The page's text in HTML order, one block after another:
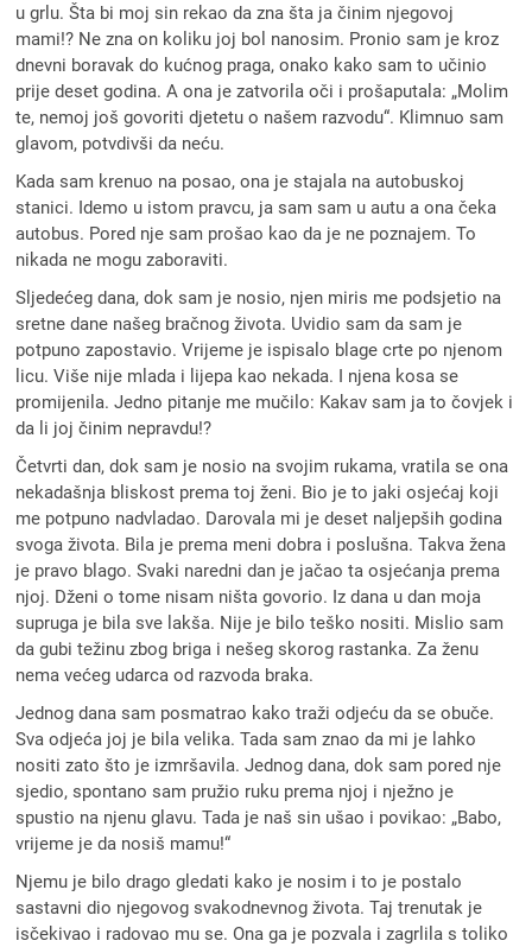
u grlu. Šta bi moj sin rekao da zna šta ja činim njegovoj
mami!? Ne zna on koliku joj bol nanosim. Pronio sam je kroz
dnevni boravak do kućnog praga, onako kako sam to učinio
prije deset godina. A ona je zatvorila oči i prošaputala: „Molim
te, nemoj još govoriti djetetu o našem razvodu“. Klimnuo sam
glavom, potvdivši da neću.
Kada sam krenuo na posao, ona je stajala na autobuskoj
stanici. Idemo u istom pravcu, ja sam sam u autu a ona čeka
autobus. Pored nje sam prošao kao da je ne poznajem. To
nikada ne mogu zaboraviti.
Sljedećeg dana, dok sam je nosio, njen miris me podsjetio na
sretne dane našeg bračnog života. Uvidio sam da sam je
potpuno zapostavio. Vrijeme je ispisalo blage crte po njenom
licu. Više nije mlada i lijepa kao nekada. I njena kosa se
promijenila. Jedno pitanje me mučilo: Kakav sam ja to čovjek i
da li joj činim nepravdu!?
Četvrti dan, dok sam je nosio na svojim rukama, vratila se ona
nekadašnja bliskost prema toj ženi. Bio je to jaki osjećaj koji
me potpuno nadvladao. Darovala mi je deset naljepših godina
svoga života. Bila je prema meni dobra i poslušna. Takva žena
je pravo blago. Svaki naredni dan je jačao ta osjećanja prema
njoj. Dženi o tome nisam ništa govorio. Iz dana u dan moja
supruga je bila sve lakša. Nije je bilo teško nositi. Mislio sam
da gubi težinu zbog briga i nešeg skorog rastanka. Za ženu
nema većeg udarca od razvoda braka.
Jednog dana sam posmatrao kako traži odjeću da se obuče.
Sva odjeća joj je bila velika. Tada sam znao da mi je lahko
nositi zato što je izmršavila. Jednog dana, dok sam pored nje
sjedio, spontano sam pružio ruku prema njoj i nježno je
spustio na njenu glavu. Tada je naš sin ušao i povikao: „Babo,
vrijeme je da nosiš mamu!“
Njemu je bilo drago gledati kako je nosim i to je postalo
sastavni dio njegovog svakodnevnog života. Taj trenutak je
isčekivao i radovao mu se. Ona ga je pozvala i zagrlila s toliko